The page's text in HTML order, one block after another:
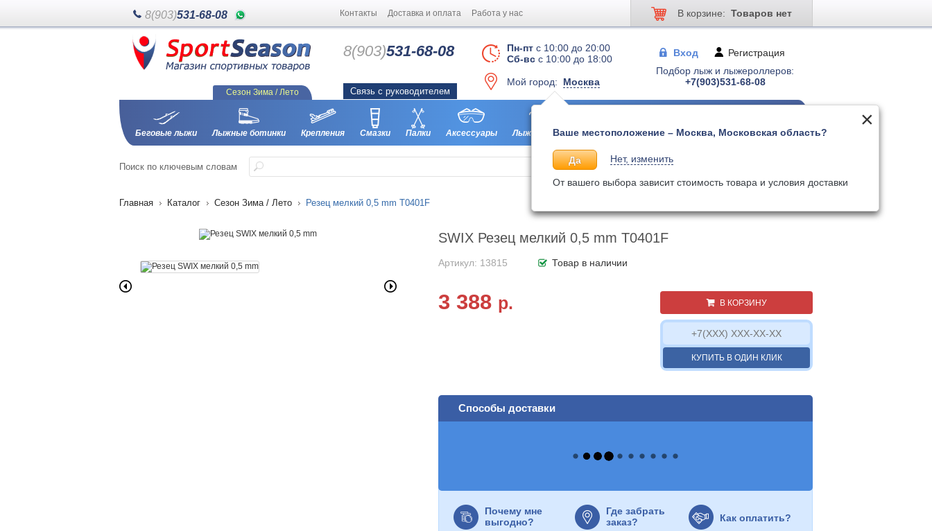
8(903)531-68-08 Контакты Доставка и оплата Работа у нас В корзине: Товаров нет
8(903)531-68-08 Пн-пт с 10:00 до 20:00
Сб-вс с 10:00 до 18:00
Мой город: Москва
Ваше местоположение – Москва, Московская область?
Да Нет, изменить
От вашего выбора зависит стоимость товара и условия доставки
Вход Регистрация
Связь с руководителем
Подбор лыж и лыжероллеров:
+7(903)531-68-08
Сезон Зима / Лето
Беговые лыжи Лыжные ботинки Крепления Смазки Палки Аксессуары Лыжероллеры Ботинки для лыжер-ов Палки для лыжер-ов
Поиск по ключевым словам Поиск
Главная Каталог Сезон Зима / Лето Резец мелкий 0,5 mm T0401F
SWIX Резец мелкий 0,5 mm T0401F
Артикул: 13815 Товар в наличии
3 388 р. В КОРЗИНУ
КУПИТЬ В ОДИН КЛИК
Способы доставки
Почему мне
выгодно?
Где забрать
заказ?
Как оплатить?